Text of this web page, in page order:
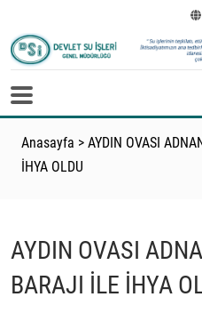
Anasayfa > AYDIN OVASI
İHYA OLDU
AYDIN OVASI
BARAJI İLE İHYA